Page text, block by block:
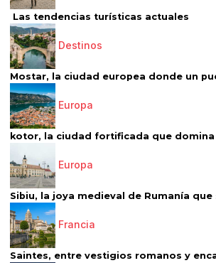
Las tendencias turísticas actuales
Destinos
Mostar, la ciudad europea donde un
Europa
kotor, la ciudad fortificada que domina
Europa
Sibiu, la joya medieval de Rumanía que
Francia
Saintes, entre vestigios romanos y